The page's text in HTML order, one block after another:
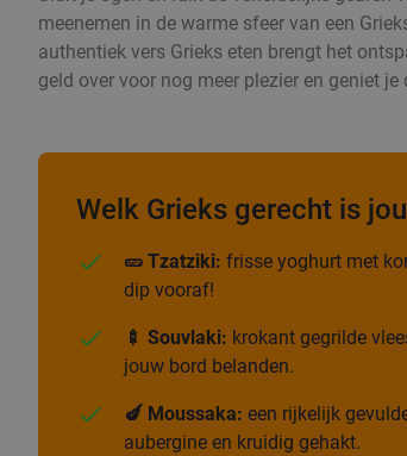
meenemen in de warme sfeer van een
authentiek vers Grieks eten brengt het
geld over voor nog meer plezier en geniet
Welk Grieks gerecht is
🥒 Tzatziki: frisse yoghurt met
dip vooraf!
🍢 Souvlaki: krokant gegrilde
jouw bord belanden.
🍆 Moussaka: een rijkelijk
aubergine en kruidig gehakt.